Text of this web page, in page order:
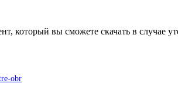
obr
который вы сможете скачать в случае